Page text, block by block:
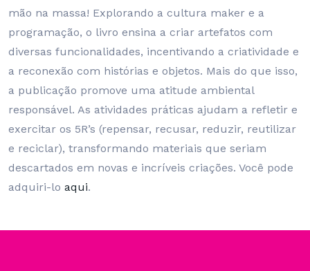
mão na massa! Explorando a cultura maker e a
programação, o livro ensina a criar artefatos com
diversas funcionalidades, incentivando a criatividade e
a reconexão com histórias e objetos. Mais do que isso,
a publicação promove uma atitude ambiental
responsável. As atividades práticas ajudam a refletir e
exercitar os 5R’s (repensar, recusar, reduzir, reutilizar
e reciclar), transformando materiais que seriam
descartados em novas e incríveis criações. Você pode
adquiri-lo aqui.